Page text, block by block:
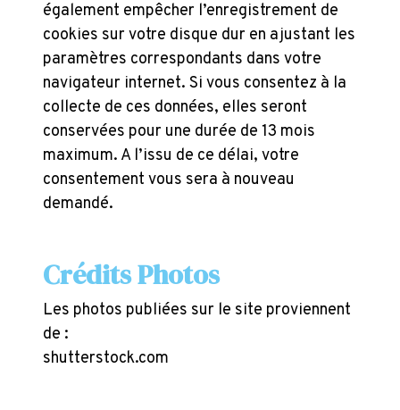
également empêcher l’enregistrement de
cookies sur votre disque dur en ajustant les
paramètres correspondants dans votre
navigateur internet. Si vous consentez à la
collecte de ces données, elles seront
conservées pour une durée de 13 mois
maximum. A l’issu de ce délai, votre
consentement vous sera à nouveau
demandé.
Crédits Photos
Les photos publiées sur le site proviennent
de :
shutterstock.com